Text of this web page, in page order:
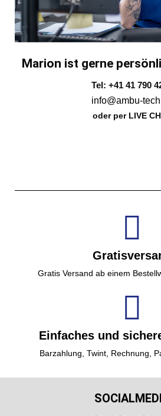
Marion ist gerne
Tel: +41 41 790
info@ambu-
oder per LIVE
Gratis Versand ab einem
Einfaches und
Barzahlung, Twint, Rechnung,